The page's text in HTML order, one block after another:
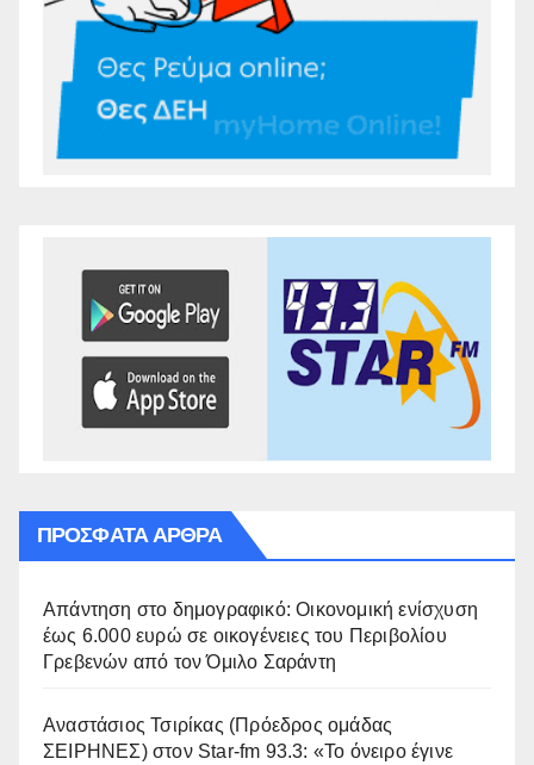
ΠΡΌΣΦΑΤΑ ΆΡΘΡΑ
Απάντηση στο δημογραφικό: Οικονομική ενίσχυση
έως 6.000 ευρώ σε οικογένειες του Περιβολίου
Γρεβενών από τον Όμιλο Σαράντη
Αναστάσιος Τσιρίκας (Πρόεδρος ομάδας
ΣΕΙΡΗΝΕΣ) στον Star-fm 93.3: «Το όνειρο έγινε